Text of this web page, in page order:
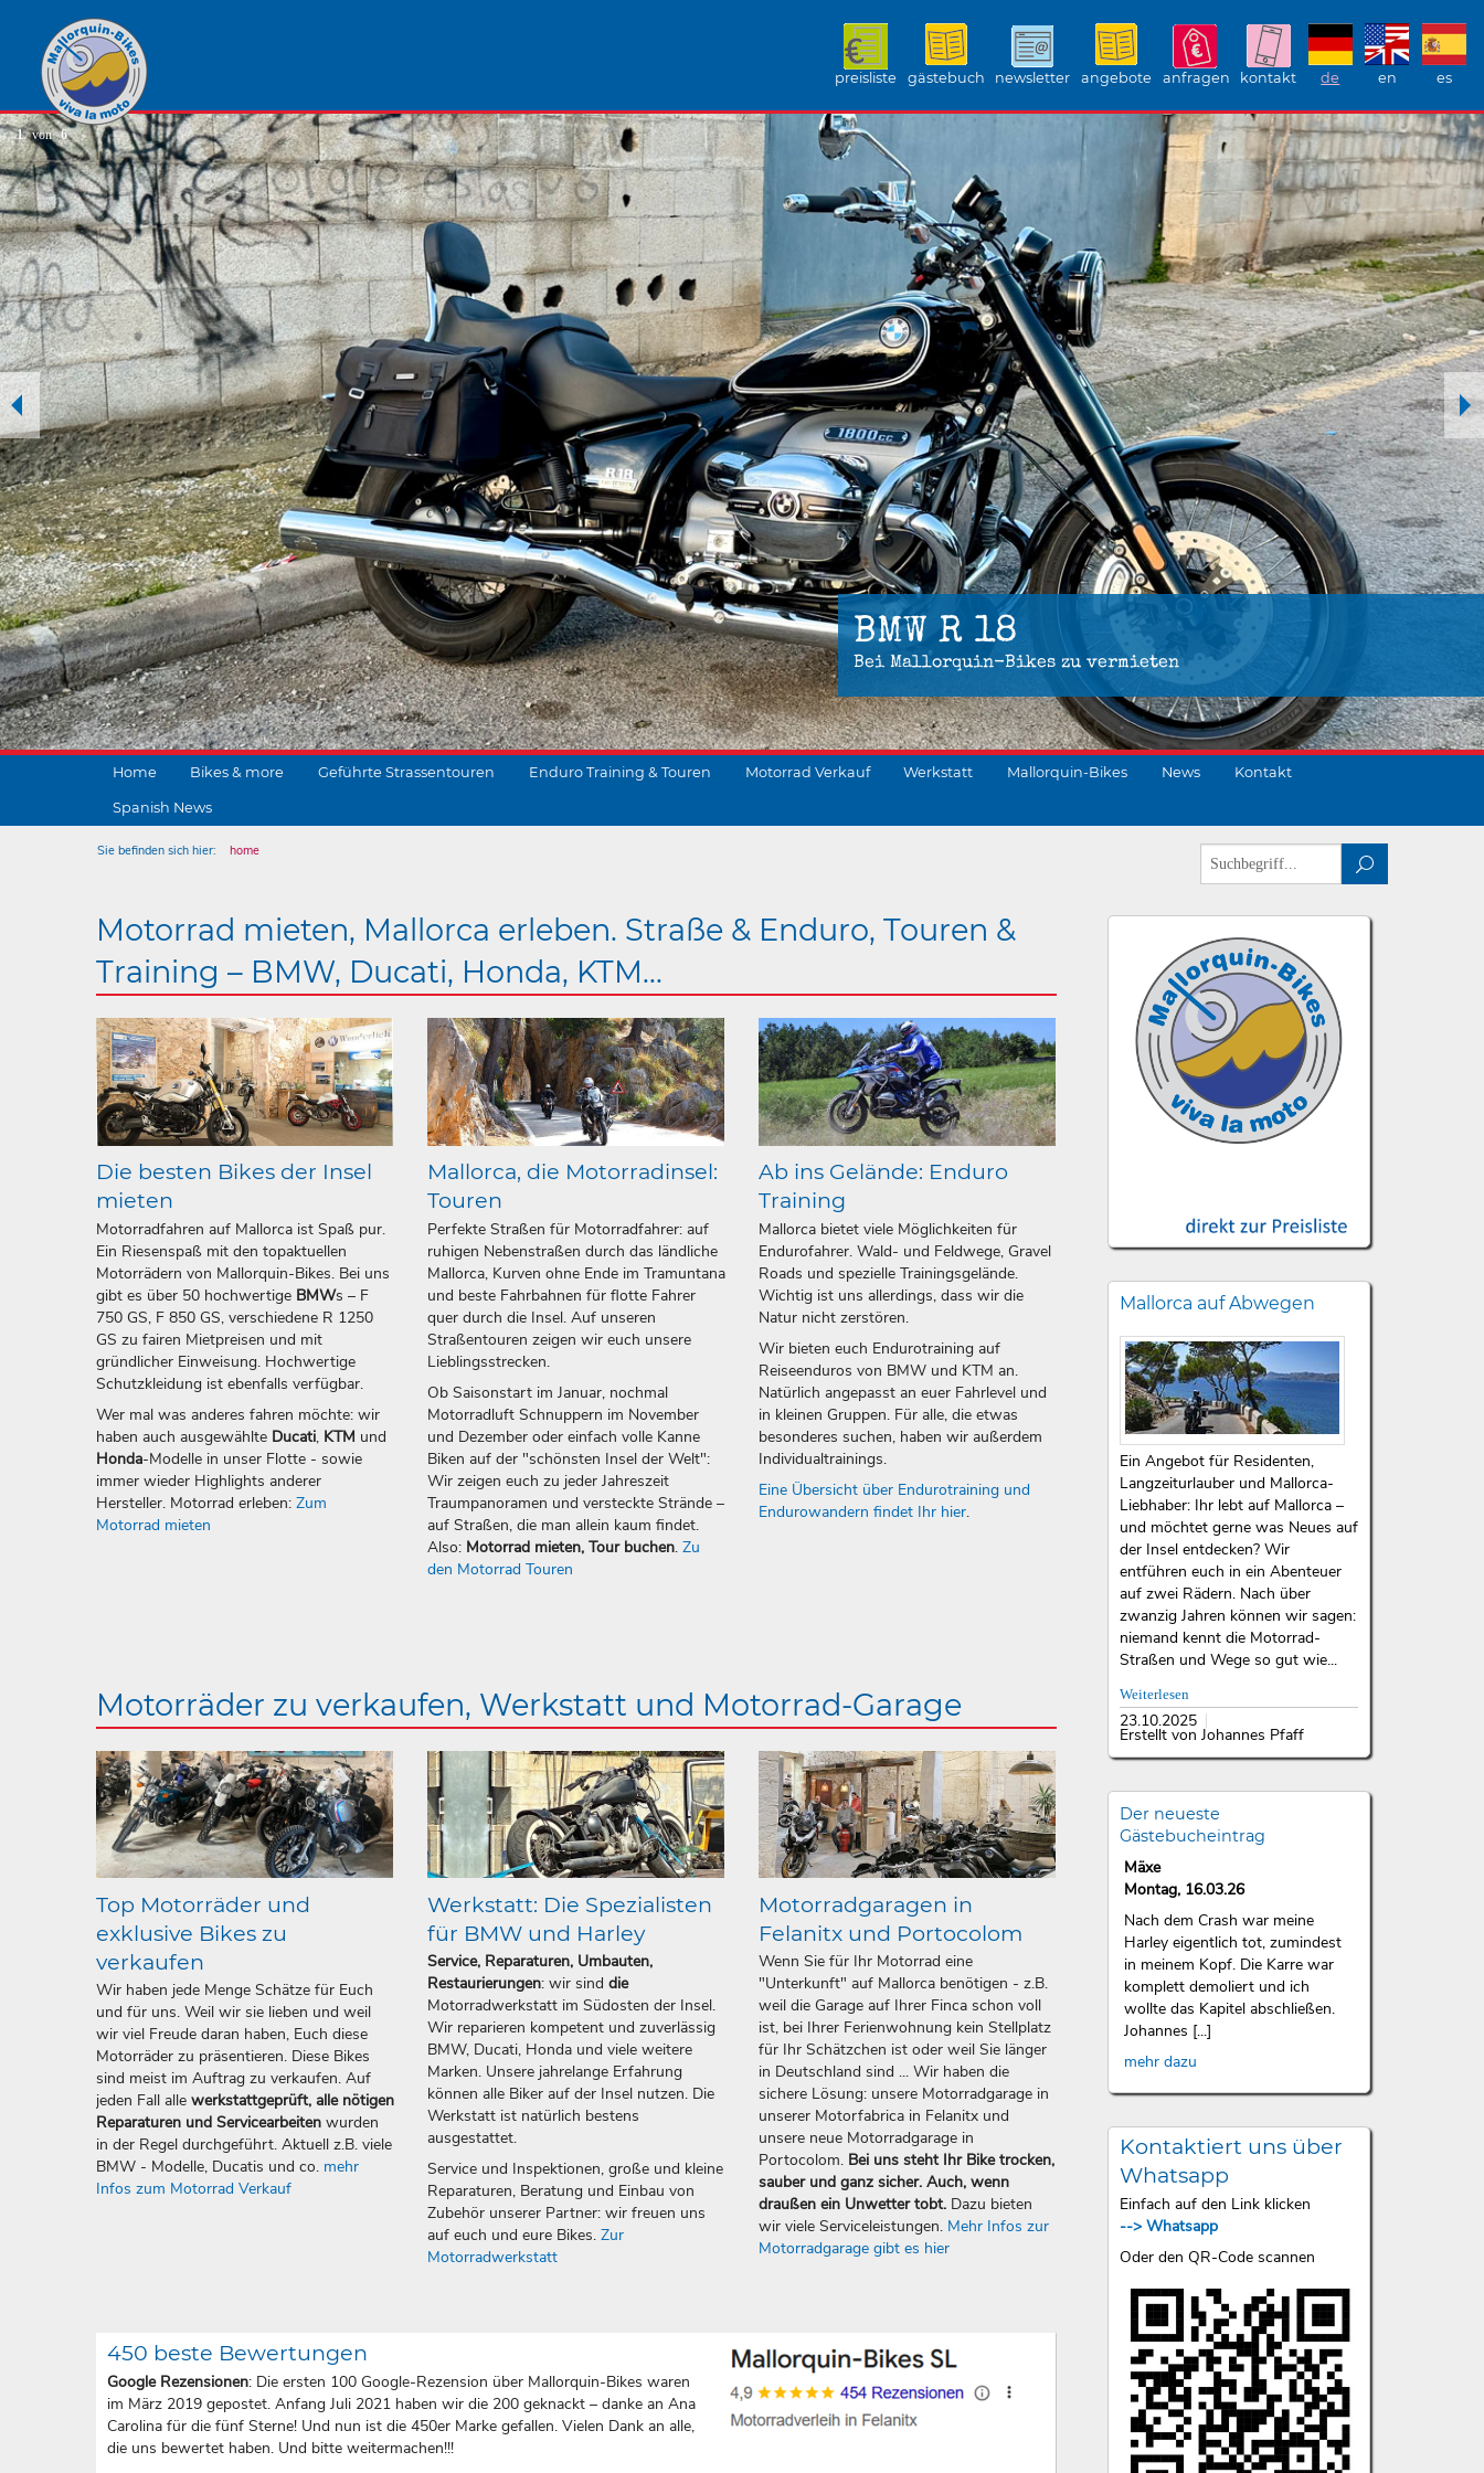
preisliste gästebuch newsletter angebote anfragen kontakt de en es
BMW R 18
Bei Mallorquin-Bikes zu vermieten
1 von 6
Home Bikes & more Geführte Strassentouren Enduro Training & Touren Motorrad Verkauf Werkstatt Mallorquin-Bikes News Kontakt
Spanish News
Sie befinden sich hier:
home
Mallorca auf Abwegen
Ein Angebot für Residenten,
Langzeiturlauber und Mallorca-
Liebhaber: Ihr lebt auf Mallorca –
und möchtet gerne was Neues auf
der Insel entdecken? Wir
entführen euch in ein Abenteuer
auf zwei Rädern. Nach über
zwanzig Jahren können wir sagen:
niemand kennt die Motorrad-
Straßen und Wege so gut wie...
Weiterlesen
23.10.2025
Erstellt von Johannes Pfaff
Der neueste
Gästebucheintrag
Mäxe
Montag, 16.03.26
Nach dem Crash war meine
Harley eigentlich tot, zumindest
in meinem Kopf. Die Karre war
komplett demoliert und ich
wollte das Kapitel abschließen.
Johannes [...]
mehr dazu
Kontaktiert uns über
Whatsapp
Einfach auf den Link klicken
--> Whatsapp
Oder den QR-Code scannen
Motorrad mieten, Mallorca erleben. Straße & Enduro, Touren &
Training – BMW, Ducati, Honda, KTM...
Die besten Bikes der Insel
mieten
Motorradfahren auf Mallorca ist Spaß pur.
Ein Riesenspaß mit den topaktuellen
Motorrädern von Mallorquin-Bikes. Bei uns
gibt es über 50 hochwertige BMWs – F
750 GS, F 850 GS, verschiedene R 1250
GS zu fairen Mietpreisen und mit
gründlicher Einweisung. Hochwertige
Schutzkleidung ist ebenfalls verfügbar.
Wer mal was anderes fahren möchte: wir
haben auch ausgewählte Ducati, KTM und
Honda-Modelle in unser Flotte - sowie
immer wieder Highlights anderer
Hersteller. Motorrad erleben: Zum
Motorrad mieten
Mallorca, die Motorradinsel:
Touren
Perfekte Straßen für Motorradfahrer: auf
ruhigen Nebenstraßen durch das ländliche
Mallorca, Kurven ohne Ende im Tramuntana
und beste Fahrbahnen für flotte Fahrer
quer durch die Insel. Auf unseren
Straßentouren zeigen wir euch unsere
Lieblingsstrecken.
Ob Saisonstart im Januar, nochmal
Motorradluft Schnuppern im November
und Dezember oder einfach volle Kanne
Biken auf der "schönsten Insel der Welt":
Wir zeigen euch zu jeder Jahreszeit
Traumpanoramen und versteckte Strände –
auf Straßen, die man allein kaum findet.
Also: Motorrad mieten, Tour buchen.Zu
den Motorrad Touren
Ab ins Gelände: Enduro
Training
Mallorca bietet viele Möglichkeiten für
Endurofahrer. Wald- und Feldwege, Gravel
Roads und spezielle Trainingsgelände.
Wichtig ist uns allerdings, dass wir die
Natur nicht zerstören.
Wir bieten euch Endurotraining auf
Reiseenduros von BMW und KTM an.
Natürlich angepasst an euer Fahrlevel und
in kleinen Gruppen. Für alle, die etwas
besonderes suchen, haben wir außerdem
Individualtrainings.
Eine Übersicht über Endurotraining und
Endurowandern findet Ihr hier.
Motorräder zu verkaufen, Werkstatt und Motorrad-Garage
Top Motorräder und
exklusive Bikes zu
verkaufen
Wir haben jede Menge Schätze für Euch
und für uns. Weil wir sie lieben und weil
wir viel Freude daran haben, Euch diese
Motorräder zu präsentieren. Diese Bikes
sind meist im Auftrag zu verkaufen. Auf
jeden Fall alle werkstattgeprüft, alle nötigen
Reparaturen und Servicearbeiten wurden
in der Regel durchgeführt. Aktuell z.B. viele
BMW - Modelle, Ducatis und co. mehr
Infos zum Motorrad Verkauf
Werkstatt: Die Spezialisten
für BMW und Harley
Service, Reparaturen, Umbauten,
Restaurierungen: wir sinddie
Motorradwerkstatt im Südosten der Insel.
Wir reparieren kompetent und zuverlässig
BMW, Ducati, Honda und viele weitere
Marken. Unsere jahrelange Erfahrung
können alle Biker auf der Insel nutzen. Die
Werkstatt ist natürlich bestens
ausgestattet.
Service und Inspektionen, große und kleine
Reparaturen, Beratung und Einbau von
Zubehör unserer Partner: wir freuen uns
auf euch und eure Bikes.Zur
Motorradwerkstatt
Motorradgaragen in
Felanitx und Portocolom
Wenn Sie für Ihr Motorrad eine
"Unterkunft" auf Mallorca benötigen - z.B.
weil die Garage auf Ihrer Finca schon voll
ist, bei Ihrer Ferienwohnung kein Stellplatz
für Ihr Schätzchen ist oder weil Sie länger
in Deutschland sind ... Wir haben die
sichere Lösung: unsere Motorradgarage in
unserer Motorfabrica in Felanitx und
unsere neue Motorradgarage in
Portocolom. Bei uns steht Ihr Bike trocken,
sauber und ganz sicher. Auch, wenn
draußen ein Unwetter tobt. Dazu bieten
wir viele Serviceleistungen. Mehr Infos zur
Motorradgarage gibt es hier
450 beste Bewertungen
Google Rezensionen: Die ersten 100 Google-Rezension über Mallorquin-Bikes waren
im März 2019 gepostet. Anfang Juli 2021 haben wir die 200 geknackt – danke an Ana
Carolina für die fünf Sterne! Und nun ist die 450er Marke gefallen. Vielen Dank an alle,
die uns bewertet haben. Und bitte weitermachen!!!